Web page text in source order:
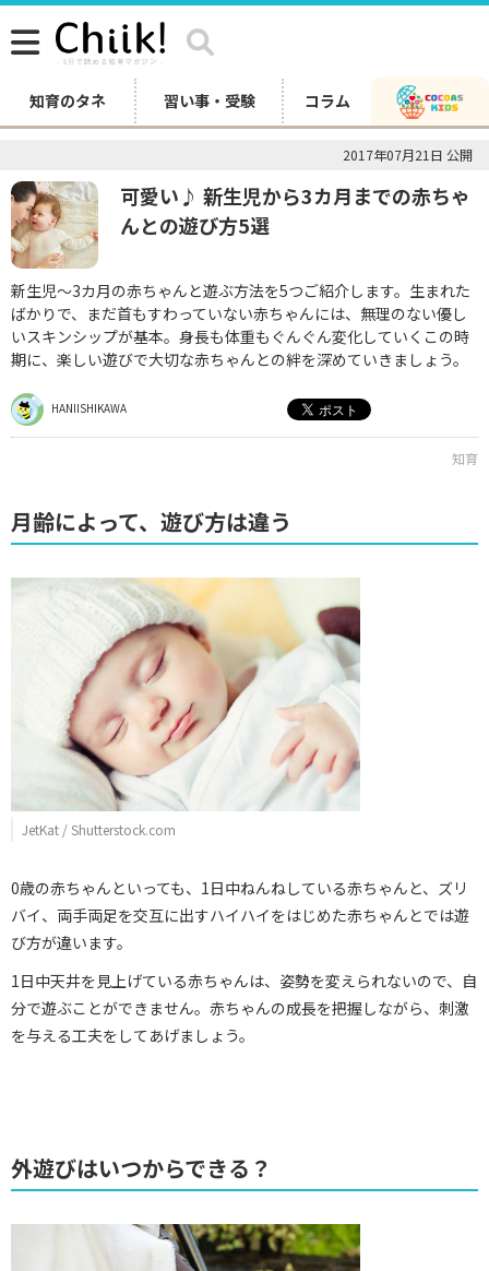
知育のタネ 習い事・受験 コラム
2017年07月21日 公開
可愛い♪ 新生児から3カ月までの赤ちゃ
んとの遊び方5選
新生児～3カ月の赤ちゃんと遊ぶ方法を5つご紹介します。生まれた
ばかりで、まだ首もすわっていない赤ちゃんには、無理のない優し
いスキンシップが基本。身長も体重もぐんぐん変化していくこの時
期に、楽しい遊びで大切な赤ちゃんとの絆を深めていきましょう。
HANIISHIKAWA
知育
月齢によって、遊び方は違う
JetKat / Shutterstock.com
0歳の赤ちゃんといっても、1日中ねんねしている赤ちゃんと、ズリ
バイ、両手両足を交互に出すハイハイをはじめた赤ちゃんとでは遊
び方が違います。
1日中天井を見上げている赤ちゃんは、姿勢を変えられないので、自
分で遊ぶことができません。赤ちゃんの成長を把握しながら、刺激
を与える工夫をしてあげましょう。
外遊びはいつからできる？